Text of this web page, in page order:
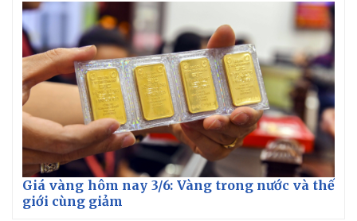
Giá vàng hôm nay 3/6: Vàng trong nước và thế
giới cùng giảm